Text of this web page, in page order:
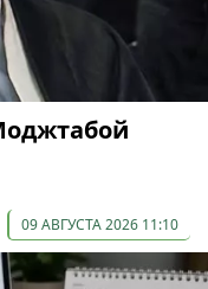
09 АВГУСТА 2026 11:10